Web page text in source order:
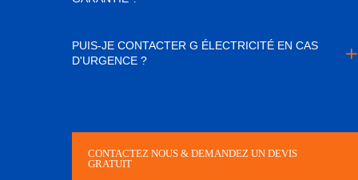
PUIS-JE CONTACTER G ÉLECTRICITÉ EN CAS
D'URGENCE ?
CONTACTEZ NOUS & DEMANDEZ UN DEVIS
GRATUIT